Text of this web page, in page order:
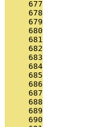
     677
     678
     679
     680
     681
     682
     683
     684
     685
     686
     687
     688
     689
     690